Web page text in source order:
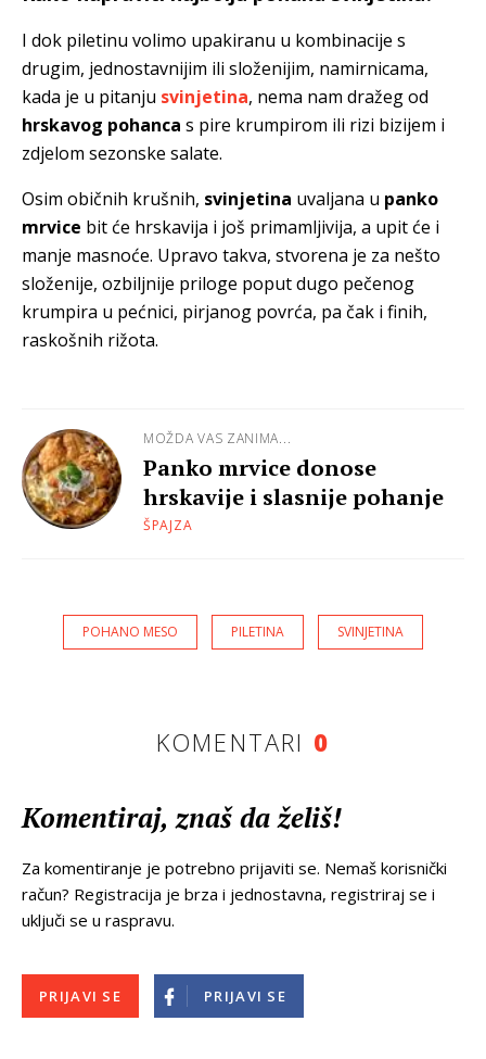
I dok piletinu volimo upakiranu u kombinacije s
drugim, jednostavnijim ili složenijim, namirnicama,
kada je u pitanju svinjetina, nema nam dražeg od
hrskavog pohanca s pire krumpirom ili rizi bizijem i
zdjelom sezonske salate.
Osim običnih krušnih, svinjetina uvaljana u panko
mrvice bit će hrskavija i još primamljivija, a upit će i
manje masnoće. Upravo takva, stvorena je za nešto
složenije, ozbiljnije priloge poput dugo pečenog
krumpira u pećnici, pirjanog povrća, pa čak i finih,
raskošnih rižota.
MOŽDA VAS ZANIMA...
Panko mrvice donose
hrskavije i slasnije pohanje
ŠPAJZA
POHANO MESO PILETINA SVINJETINA
KOMENTARI 0
Komentiraj, znaš da želiš!
Za komentiranje je potrebno prijaviti se. Nemaš korisnički
račun? Registracija je brza i jednostavna, registriraj se i
uključi se u raspravu.
PRIJAVI SE PRIJAVI SE